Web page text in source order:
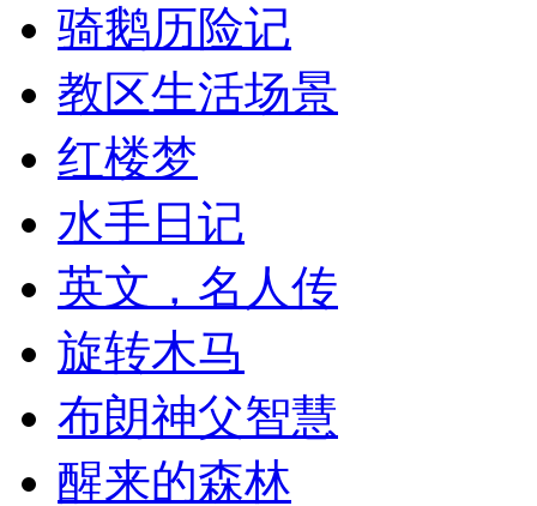
骑鹅历险记
教区生活场景
红楼梦
水手日记
英文，名人传
旋转木马
布朗神父智慧
醒来的森林